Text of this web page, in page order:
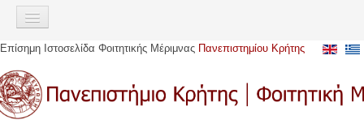
Σημείωση:
Αυτός
ιστότοπος
περιλαμβάνει
ένα
σύστημα
προσβασιμότητας.
Επίσημη Ιστοσελίδα Φοιτητικής Μέριμνας Πανεπιστημίου Κρήτης
ΠΑΡΟΧΈΣ